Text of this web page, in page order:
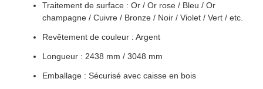
Traitement de surface : Or / Or rose / Bleu / Or
champagne / Cuivre / Bronze / Noir / Violet / Vert / etc.
Revêtement de couleur : Argent
Longueur : 2438 mm / 3048 mm
Emballage : Sécurisé avec caisse en bois